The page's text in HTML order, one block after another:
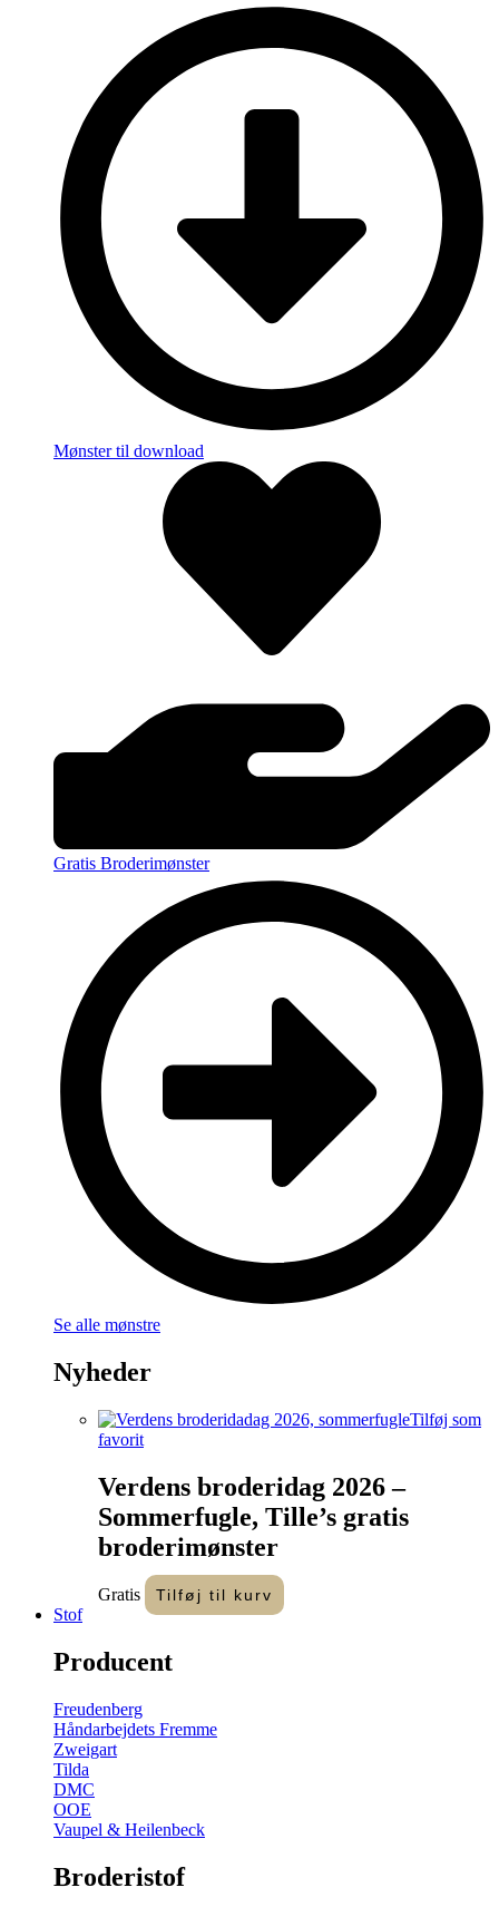
Mønster til download
Gratis Broderimønster
Se alle mønstre
Nyheder
Tilføj som
favorit
Verdens broderidag 2026 –
Sommerfugle, Tille’s gratis
broderimønster
Gratis Tilføj til kurv
Stof
Producent
Freudenberg
Håndarbejdets Fremme
Zweigart
Tilda
DMC
OOE
Vaupel & Heilenbeck
Broderistof